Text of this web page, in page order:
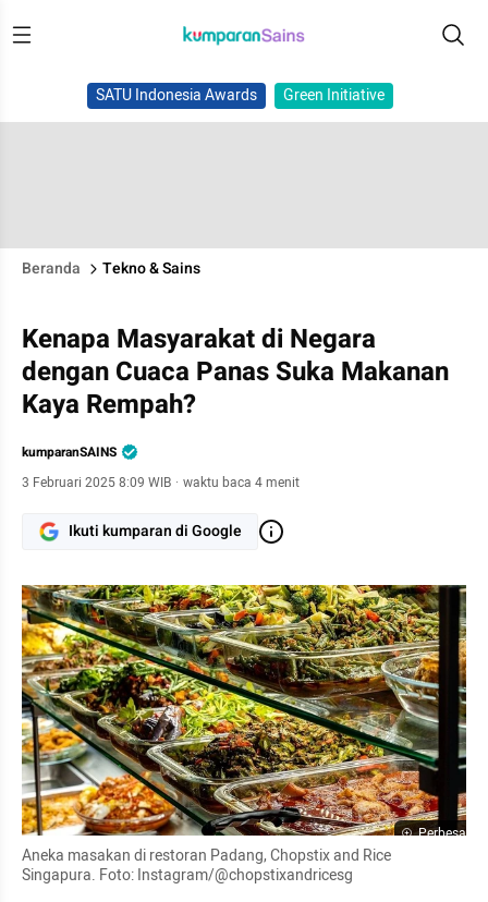
SATU Indonesia Awards Green Initiative
Beranda Tekno & Sains
Kenapa Masyarakat di Negara
dengan Cuaca Panas Suka Makanan
Kaya Rempah?
kumparanSAINS
3 Februari 2025 8:09 WIB · waktu baca 4 menit
Ikuti kumparan di Google
Perbesar
Aneka masakan di restoran Padang, Chopstix and Rice
Singapura. Foto: Instagram/@chopstixandricesg